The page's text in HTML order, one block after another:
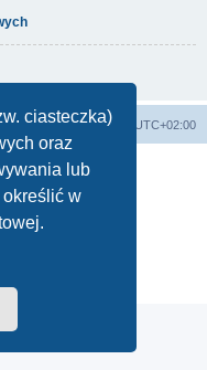
ciasteczka)
oraz
lub
w
Strefa czasowa UTC+02:00